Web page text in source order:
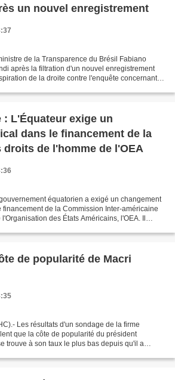
un nouvel enregistrement
de la Transparence du Brésil Fabiano
après la filtration d'un nouvel enregistrement
de la droite contre l'enquête concernant la
L'Équateur exige un
dans le financement de la
de l'homme de l'OEA
équatorien a exigé un changement
de la Commission Inter-américaine
des États Américains, l'OEA. Il
de popularité de Macri
Les résultats d'un sondage de la firme
que la côte de popularité du président
trouve à son taux le plus bas depuis qu'il a